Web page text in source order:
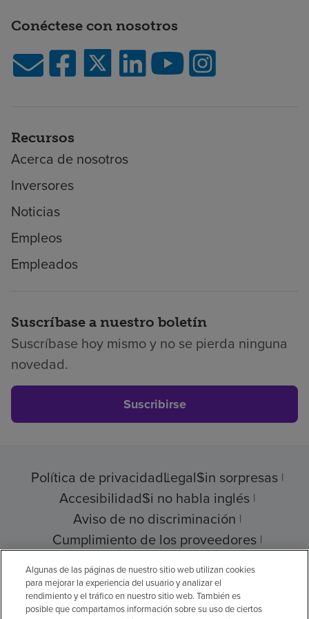
Conéctese con nosotros
Recursos
Acerca de nosotros
Inversores
Noticias
Empleos
Empleados
Suscríbase a nuestro boletín
Suscríbase hoy mismo y no se pierda ninguna
novedad.
Suscribirse
Política de privacidadLegalSin sorpresas
AccesibilidadSi no habla inglés
Aviso de no discriminación
Cumplimiento de los proveedores
Transparencia de precios
Algunas de las páginas de nuestro sitio web utilizan cookies
para mejorar la experiencia del usuario y analizar el
rendimiento y el tráfico en nuestro sitio web. También es
posible que compartamos información sobre su uso de ciertos